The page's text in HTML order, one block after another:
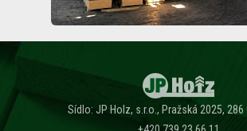
Sídlo: JP Holz, s.r.o., Pražská 2025, 286